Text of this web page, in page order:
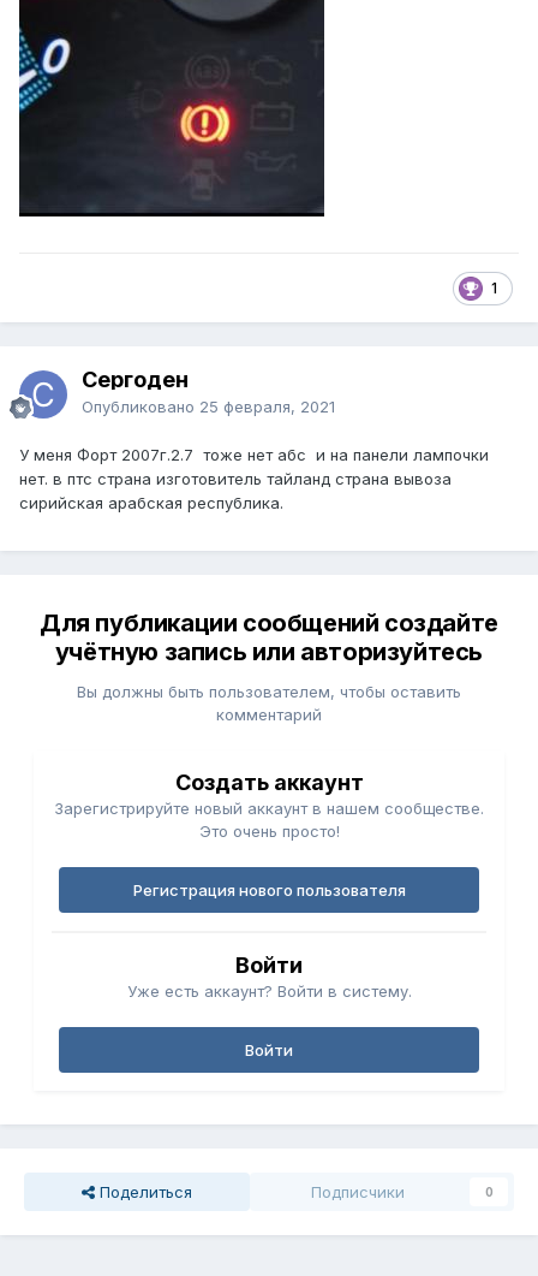
1
Сергоден
Опубликовано 25 февраля, 2021
У меня Форт 2007г.2.7 тоже нет абс и на панели лампочки
нет. в птс страна изготовитель тайланд страна вывоза
сирийская арабская республика.
Для публикации сообщений создайте
учётную запись или авторизуйтесь
Вы должны быть пользователем, чтобы оставить
комментарий
Создать аккаунт
Зарегистрируйте новый аккаунт в нашем сообществе.
Это очень просто!
Регистрация нового пользователя
Войти
Уже есть аккаунт? Войти в систему.
Войти
Поделиться Подписчики 0